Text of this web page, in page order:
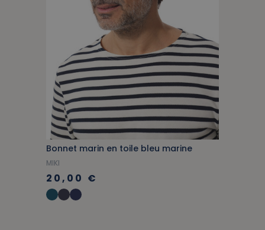
Bonnet marin en toile bleu marine
MIKI
20,00 €